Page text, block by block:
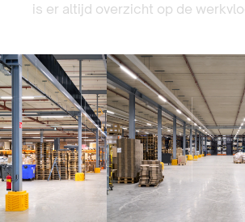
is er altijd overzicht op de